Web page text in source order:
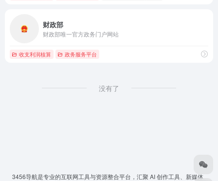
财政部
财政部唯一官方政务门户网站
收支利润核算 政务服务平台
没有了
3456导航是专业的互联网工具与资源整合平台，汇聚 AI 创作工具、新媒体